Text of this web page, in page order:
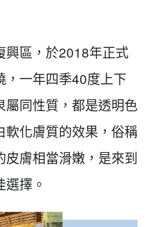
興區，於2018年正式
，一年四季40度上下
屬同性質，都是透明色
軟化膚質的效果，俗稱
皮膚相當滑嫩，是來到
擇。